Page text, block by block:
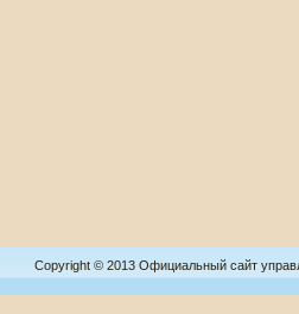
Copyright © 2013 Официальный сайт